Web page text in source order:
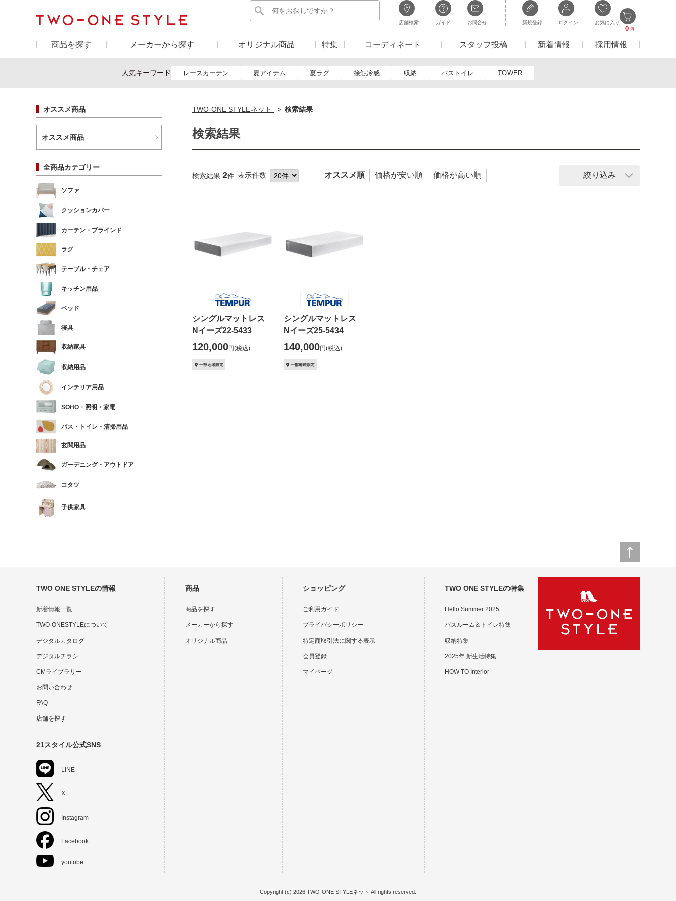
店舗検索 ガイド お問合せ 新規登録 ログイン お気に入り
0 円
商品を探す メーカーから探す オリジナル商品 特集 コーディネート スタッフ投稿 新着情報 採用情報
人気キーワード レースカーテン 夏アイテム 夏ラグ 接触冷感 収納 バストイレ TOWER
TWO-ONE STYLEネット 検索結果
検索結果
検索結果 2件 表示件数 オススメ順 価格が安い順 価格が高い順 絞り込み
シングルマットレス
Nイーズ22-5433
120,000円(税込)
シングルマットレス
Nイーズ25-5434
140,000円(税込)
オススメ商品
オススメ商品
全商品カテゴリー
ソファ
クッションカバー
カーテン・ブラインド
ラグ
テーブル・チェア
キッチン用品
ベッド
寝具
収納家具
収納用品
インテリア用品
SOHO・照明・家電
バス・トイレ・清掃用品
玄関用品
ガーデニング・アウトドア
コタツ
子供家具
TWO ONE STYLEの情報
新着情報一覧
TWO-ONESTYLEについて
デジタルカタログ
デジタルチラシ
CMライブラリー
お問い合わせ
FAQ
店舗を探す
21スタイル公式SNS
LINE
X
Instagram
Facebook
youtube
商品
商品を探す
メーカーから探す
オリジナル商品
ショッピング
ご利用ガイド
プライバシーポリシー
特定商取引法に関する表示
会員登録
マイページ
TWO ONE STYLEの特集
Hello Summer 2025
バスルーム＆トイレ特集
収納特集
2025年 新生活特集
HOW TO Interior
Copyright (c) 2026 TWO-ONE STYLEネット All rights reserved.